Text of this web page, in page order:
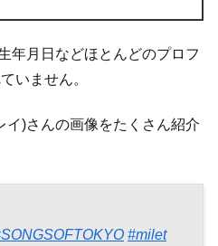
年月日などほとんどのプロフ
いません。
イ)さんの画像をたくさん紹介
#milet